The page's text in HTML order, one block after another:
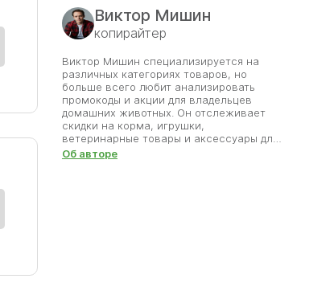
Виктор Мишин
копирайтер
Виктор Мишин специализируется на
различных категориях товаров, но
больше всего любит анализировать
промокоды и акции для владельцев
домашних животных. Он отслеживает
скидки на корма, игрушки,
ветеринарные товары и аксессуары для
питомцев. Каждый найденный промокод
Виктор проверяет вручную, чтобы
Об авторе